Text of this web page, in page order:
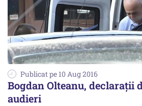
Publicat pe 10 Aug 2016
Bogdan Olteanu, declarații
audieri